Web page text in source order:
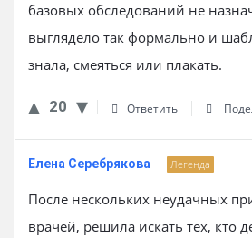
базовых обследований не
выглядело так формально и
знала, смеяться или плакать.
20 Ответить
Елена Серебрякова Легенда
После нескольких неудачных
врачей, решила искать тех, кто